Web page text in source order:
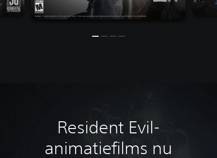
Resident Evil-
animatiefilms nu